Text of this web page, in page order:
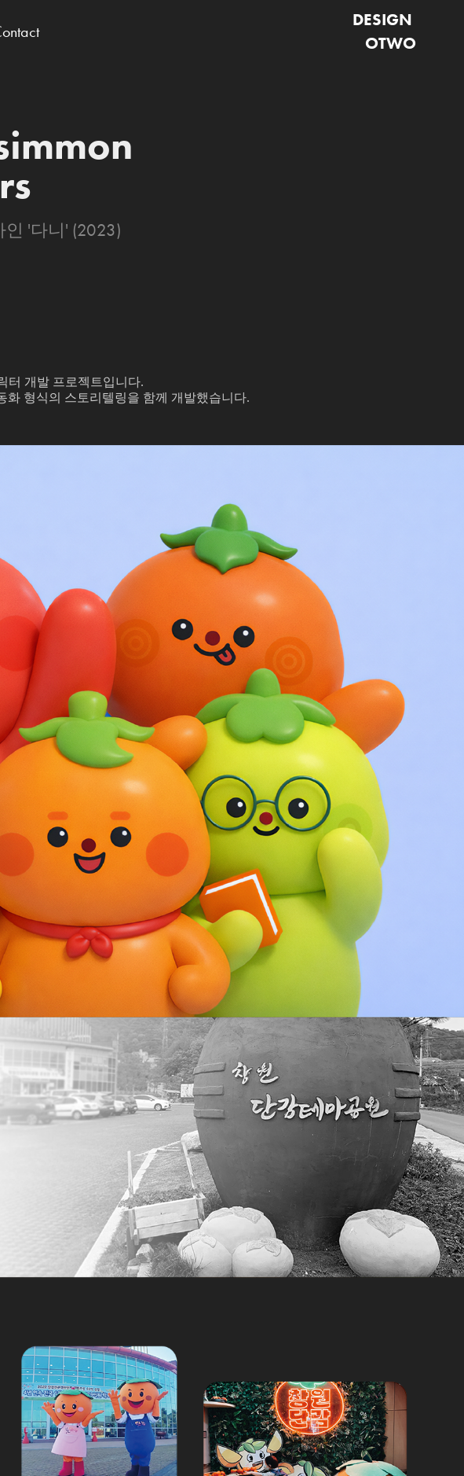
DESIGN
OTWO
'다니' (2023)
터 개발 프로젝트입니다.
형식의 스토리텔링을 함께 개발했습니다.